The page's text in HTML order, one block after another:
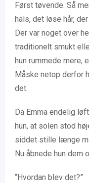
Først tøvende. Så
hals, det løse hår,
Der var noget over
traditionelt smukt
hun rummede mere,
Måske netop derfor
det.
Da Emma endelig
hun, at solen stod
siddet stille længe
Nu åbnede hun dem
“Hvordan blev det?”